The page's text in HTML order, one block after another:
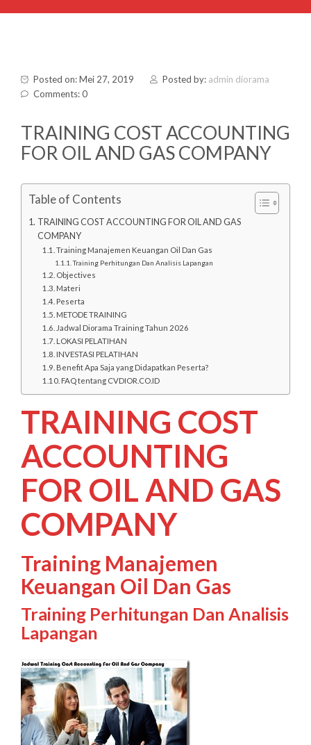
Posted on: Mei 27, 2019 Posted by: admin diorama
Comments: 0
TRAINING COST ACCOUNTING
FOR OIL AND GAS COMPANY
Table of Contents
TRAINING COST ACCOUNTING FOR OIL AND GAS
COMPANY
Training Manajemen Keuangan Oil Dan Gas
Training Perhitungan Dan Analisis Lapangan
Objectives
Materi
Peserta
METODE TRAINING
Jadwal Diorama Training Tahun 2026
LOKASI PELATIHAN
INVESTASI PELATIHAN
Benefit Apa Saja yang Didapatkan Peserta?
FAQ tentang CVDIOR.CO.ID
TRAINING COST
ACCOUNTING
FOR OIL AND GAS
COMPANY
Training Manajemen
Keuangan Oil Dan Gas
Training Perhitungan Dan Analisis
Lapangan